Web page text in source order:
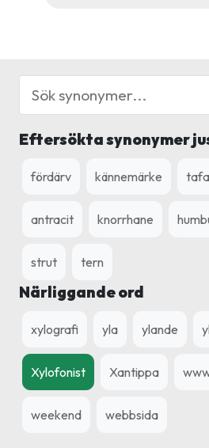
Eftersökta synonymer
fördärv kännemärke
antracit knorrhane
strut tern
Närliggande ord
xylografi yla ylande
Xylofonist Xantippa
weekend webbsida